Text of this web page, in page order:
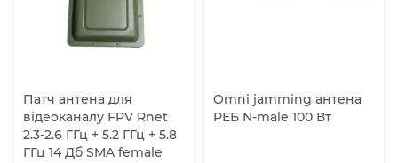
Патч антена для
відеоканалу FPV Rnet
2.3-2.6 ГГц + 5.2 ГГц + 5.8
ГГц 14 Дб SMA female
Omni jamming антена
РЕБ N-male 100 Вт